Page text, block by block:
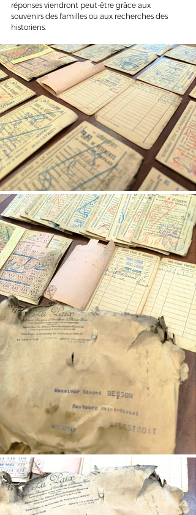
réponses viendront peut-être grâce aux
souvenirs des familles ou aux recherches des
historiens.